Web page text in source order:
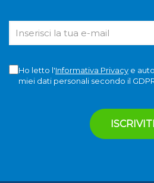
Ho letto l'Informativa Privacye
miei dati personali secondo il GDPR